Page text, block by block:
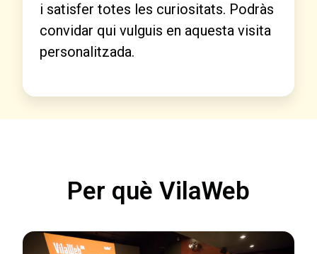
i satisfer totes les curiositats. Podràs
convidar qui vulguis en aquesta visita
personalitzada.
Per què VilaWeb